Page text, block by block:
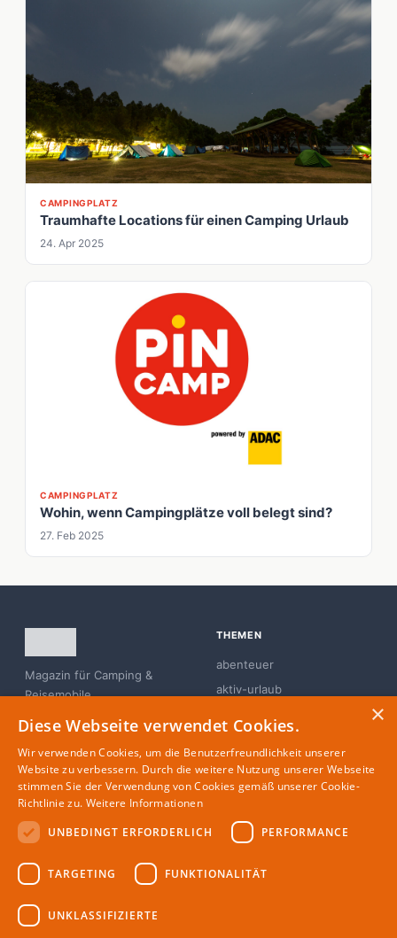
CAMPINGPLATZ
Traumhafte Locations für einen Camping Urlaub
24. Apr 2025
CAMPINGPLATZ
Wohin, wenn Campingplätze voll belegt sind?
27. Feb 2025
Magazin für Camping &
Reisemobile
THEMEN
abenteuer
aktiv-urlaub
familie
glamping
MAGAZIN
Partner
Autoren
RECHTLICHES
Impressum
×
Diese Webseite verwendet Cookies.
Wir verwenden Cookies, um die Benutzerfreundlichkeit unserer
Website zu verbessern. Durch die weitere Nutzung unserer Webseite
stimmen Sie der Verwendung von Cookies gemäß unserer Cookie-
Richtlinie zu. Weitere Informationen
UNBEDINGT ERFORDERLICH
PERFORMANCE
TARGETING FUNKTIONALITÄT
UNKLASSIFIZIERTE